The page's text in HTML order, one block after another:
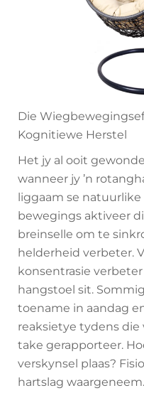
Die
Kognitiewe Herstel
Het jy al ooit
wanneer jy ’n
liggaam se natuurlike
bewegings aktiveer
breinselle om te
helderheid verbeter.
konsentrasie
hangstoel sit.
toename in aandag
reaksietye tydens
take gerapporteer.
verskynsel plaas?
hartslag